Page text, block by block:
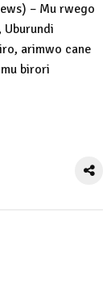
– Mu rwego
Uburundi
arimwo cane
birori